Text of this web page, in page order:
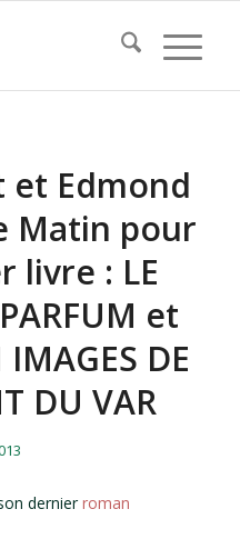
et Edmond
Matin pour
livre : LE
et
DE
DU VAR
dernierroman